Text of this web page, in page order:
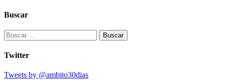
Buscar
Buscar:
Twitter
Tweets by @ambito30dias